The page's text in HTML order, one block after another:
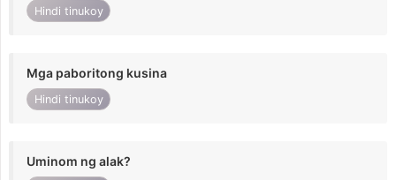
Hindi tinukoy
Mga paboritong kusina
Hindi tinukoy
Uminom ng alak?